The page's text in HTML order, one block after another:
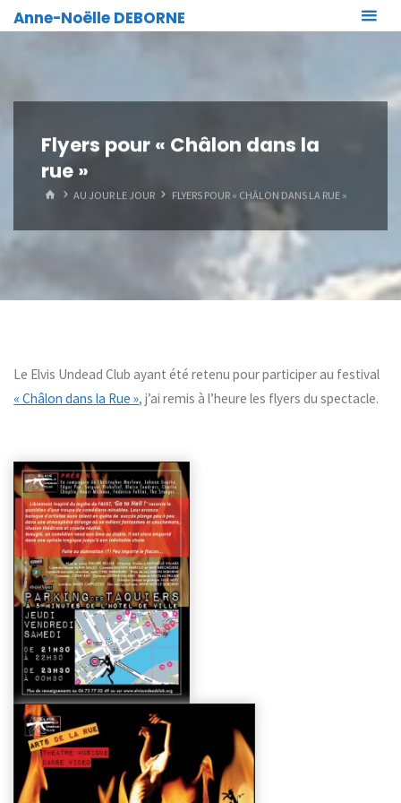
Skip
to
Anne-Noëlle DEBORNE
Flyers pour « Châlon dans la
rue »
HOMEAU JOUR LE JOUR FLYERS POUR « CHÂLON DANS LA RUE »
Le Elvis Undead Club ayant été retenu pour participer au festival
« Châlon dans la Rue », j’ai remis à l’heure les flyers du spectacle.